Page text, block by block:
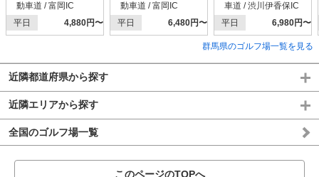
動車道 / 富岡IC
平日
4,880円〜
動車道 / 富岡IC
平日
6,480円〜
車道 / 渋川伊香保IC
平日
6,980円〜
群馬県のゴルフ場一覧を見る
近隣都道府県から探す
近隣エリアから探す
全国のゴルフ場一覧
このページのTOPへ